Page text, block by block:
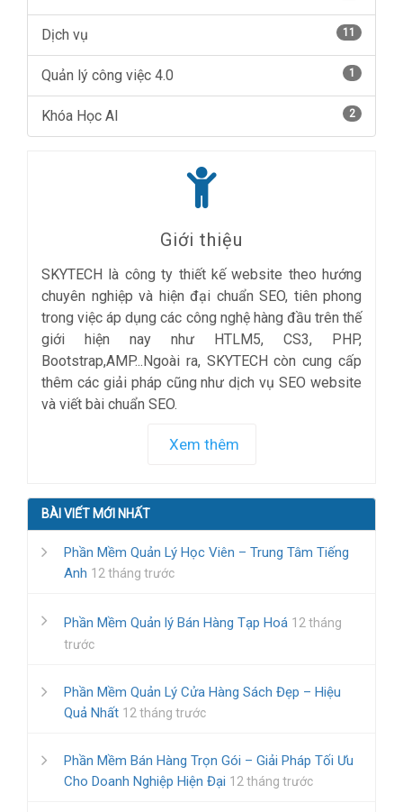
Dịch vụ 11
Quản lý công việc 4.0 1
Khóa Học AI 2
Giới thiệu
SKYTECH là công ty thiết kế website theo hướng
chuyên nghiệp và hiện đại chuẩn SEO, tiên phong
trong việc áp dụng các công nghệ hàng đầu trên thế
giới hiện nay như HTLM5, CS3, PHP,
Bootstrap,AMP...Ngoài ra, SKYTECH còn cung cấp
thêm các giải pháp cũng như dịch vụ SEO website
và viết bài chuẩn SEO.
Xem thêm
BÀI VIẾT MỚI NHẤT
Phần Mềm Quản Lý Học Viên – Trung Tâm Tiếng
Anh 12 tháng trước
Phần Mềm Quản lý Bán Hàng Tạp Hoá 12 tháng
trước
Phần Mềm Quản Lý Cửa Hàng Sách Đẹp – Hiệu
Quả Nhất 12 tháng trước
Phần Mềm Bán Hàng Trọn Gói – Giải Pháp Tối Ưu
Cho Doanh Nghiệp Hiện Đại 12 tháng trước